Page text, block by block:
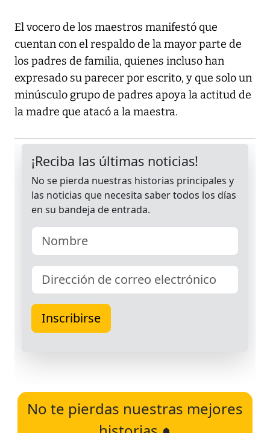
El vocero de los maestros manifestó que
cuentan con el respaldo de la mayor parte de
los padres de familia, quienes incluso han
expresado su parecer por escrito, y que solo un
minúsculo grupo de padres apoya la actitud de
la madre que atacó a la maestra.
No te pierdas nuestras mejores